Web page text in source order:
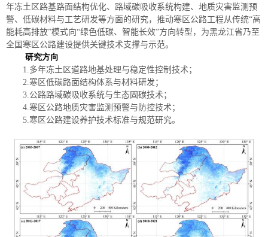
年冻土区路基路面结构优化、路域碳吸收系统构建、地质灾害监测预
警、低碳材料与工艺研发等方面的研究，推动寒区公路工程从传统“高
能耗高排放”模式向“绿色低碳、智能长效”方向转型，为黑龙江省乃至
全国寒区公路建设提供关键技术支撑与示范。
研究方向
1.多年冻土区道路地基处理与稳定性控制技术；
2.寒区低碳路面结构体系与材料研发；
3.公路路域碳吸收系统与生态固碳技术；
4.寒区公路地质灾害监测预警与防控技术；
5.寒区公路建设养护技术标准与规范研究。